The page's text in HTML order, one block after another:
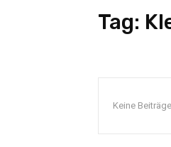
Tag:
Keine